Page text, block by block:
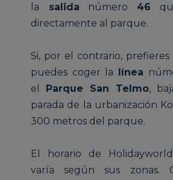
la salida número 46
directamente al parque.
Si, por el contrario,
puedes coger la línea
el Parque San Telmo,
parada de la urbanización
300 metros del parque.
El horario de Holidayworld
varía según sus zonas.